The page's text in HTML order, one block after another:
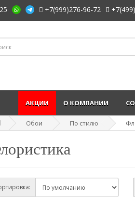
+7(999)276-96-72
О КОМПАНИИ
АКЦИИ
Обои По стилю